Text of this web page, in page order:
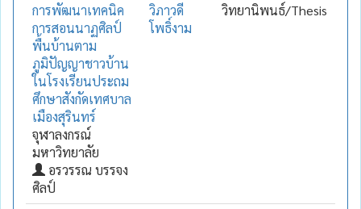
การพัฒนาเทคนิค
การสอนนาฏศิลป์
พื้นบ้านตาม
ภูมิปัญญาชาวบ้าน
ในโรงเรียนประถม
ศึกษาสังกัดเทศบาล
เมืองสุรินทร์
จุฬาลงกรณ์
มหาวิทยาลัย
อรวรรณ บรรจง
ศิลป์
วิภาวดี
โพธิ์งาม
วิทยานิพนธ์/Thesis